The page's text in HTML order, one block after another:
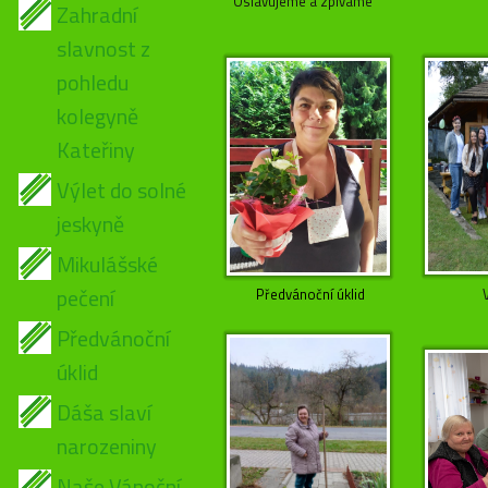
Zahradní
slavnost z
pohledu
kolegyně
Kateřiny
Výlet do solné
jeskyně
Mikulášské
pečení
Předvánoční
úklid
Dáša slaví
narozeniny
Předvánoční úklid